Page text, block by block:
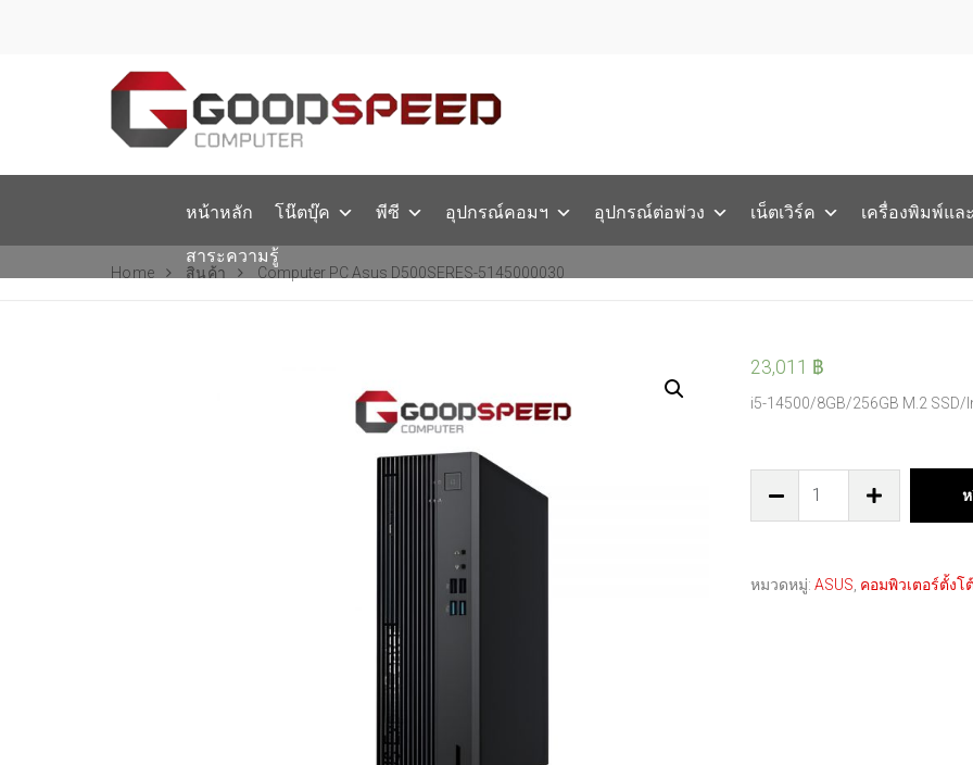
หน้าหลัก โน๊ตบุ๊ค พีซี อุปกรณ์คอมฯ อุปกรณ์ต่อพ่วง เน็ตเวิร์ค เครื่องพิมพ์แล
สาระความรู้
Home สินค้า Computer PC Asus D500SERES-5145000030
23,011 ฿
i5-14500/8GB/256GB M.2
หมวดหมู่: ASUS คอมพิวเตอร์ตั้งโ